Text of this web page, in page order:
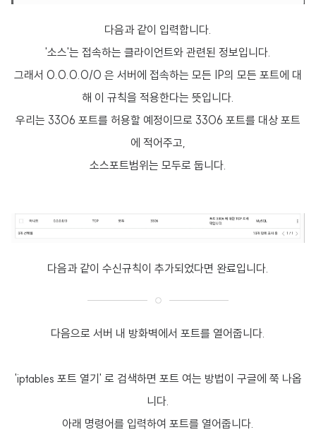
다음과 같이 입력합니다.
'소스'는 접속하는 클라이언트와 관련된 정보입니다.
그래서 0.0.0.0/0 은 서버에 접속하는 모든 IP의 모든 포트에 대
해 이 규칙을 적용한다는 뜻입니다.
우리는 3306 포트를 허용할 예정이므로 3306 포트를 대상 포트
에 적어주고,
소스포트범위는 모두로 둡니다.
다음과 같이 수신규칙이 추가되었다면 완료입니다.
다음으로 서버 내 방화벽에서 포트를 열어줍니다.
'iptables 포트 열기' 로 검색하면 포트 여는 방법이 구글에 쭉 나옵
니다.
아래 명령어를 입력하여 포트를 열어줍니다.